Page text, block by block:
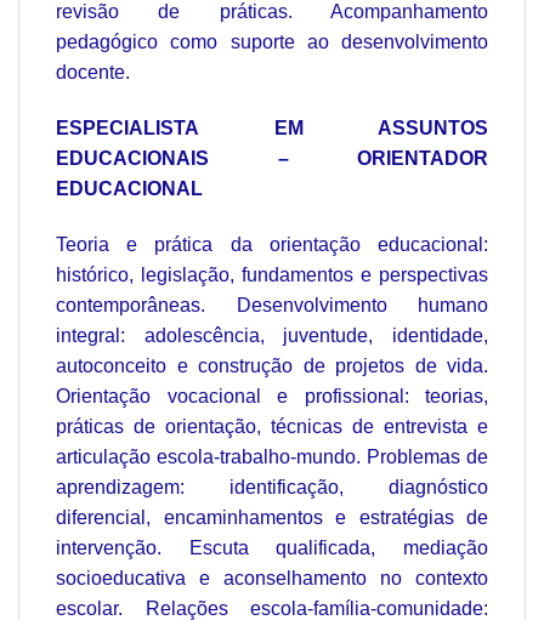
revisão de práticas. Acompanhamento
pedagógico como suporte ao desenvolvimento
docente.
ESPECIALISTA EM ASSUNTOS
EDUCACIONAIS – ORIENTADOR
EDUCACIONAL
Teoria e prática da orientação educacional:
histórico, legislação, fundamentos e perspectivas
contemporâneas. Desenvolvimento humano
integral: adolescência, juventude, identidade,
autoconceito e construção de projetos de vida.
Orientação vocacional e profissional: teorias,
práticas de orientação, técnicas de entrevista e
articulação escola-trabalho-mundo. Problemas de
aprendizagem: identificação, diagnóstico
diferencial, encaminhamentos e estratégias de
intervenção. Escuta qualificada, mediação
socioeducativa e aconselhamento no contexto
escolar. Relações escola-família-comunidade: